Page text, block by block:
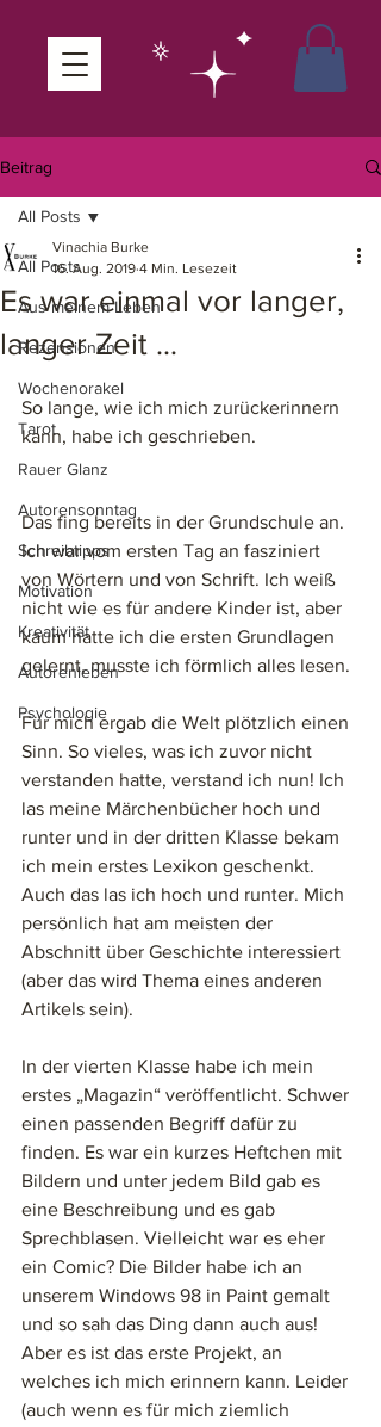
Beitrag
All Posts
Aus meinem Leben
Rezensionen
Wochenorakel
Tarot
Rauer Glanz
Autorensonntag
Schreibtipps
Motivation
Kreativität
Autorenleben
Psychologie
All Posts
Es war einmal vor langer,
langer Zeit ...
Vinachia Burke
16. Aug. 2019 4 Min. Lesezeit
So lange, wie ich mich zurückerinnern
kann, habe ich geschrieben.
Das fing bereits in der Grundschule an.
Ich war vom ersten Tag an fasziniert
von Wörtern und von Schrift. Ich weiß
nicht wie es für andere Kinder ist, aber
kaum hatte ich die ersten Grundlagen
gelernt, musste ich förmlich alles lesen.
Für mich ergab die Welt plötzlich einen
Sinn. So vieles, was ich zuvor nicht
verstanden hatte, verstand ich nun! Ich
las meine Märchenbücher hoch und
runter und in der dritten Klasse bekam
ich mein erstes Lexikon geschenkt.
Auch das las ich hoch und runter. Mich
persönlich hat am meisten der
Abschnitt über Geschichte interessiert
(aber das wird Thema eines anderen
Artikels sein).
In der vierten Klasse habe ich mein
erstes „Magazin“ veröffentlicht. Schwer
einen passenden Begriff dafür zu
finden. Es war ein kurzes Heftchen mit
Bildern und unter jedem Bild gab es
eine Beschreibung und es gab
Sprechblasen. Vielleicht war es eher
ein Comic? Die Bilder habe ich an
unserem Windows 98 in Paint gemalt
und so sah das Ding dann auch aus!
Aber es ist das erste Projekt, an
welches ich mich erinnern kann. Leider
(auch wenn es für mich ziemlich